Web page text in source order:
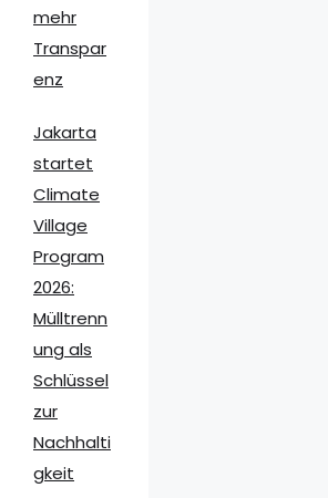
mehr
Transpar
enz
Jakarta
startet
Climate
Village
Program
2026:
Mülltrenn
ung als
Schlüssel
zur
Nachhalti
gkeit